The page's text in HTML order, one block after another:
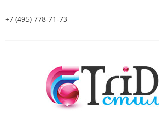
+7 (495) 778-71-73